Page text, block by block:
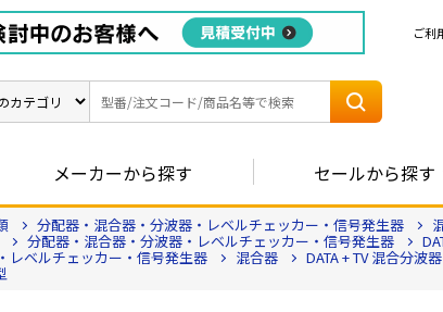
ご利
メーカーから探す セールから探す
分配器・混合器・分波器・レベルチェッカー・信号発生器
分配器・混合器・分波器・レベルチェッカー・信号発生器
レベルチェッカー・信号発生器 混合器 DATA + TV 混合分波